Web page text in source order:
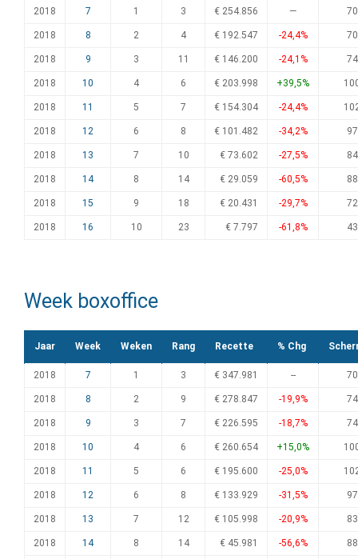
2018 7 1 3 € 254.856 — 70
2018 8 2 4 € 192.547 -24,4% 70
2018 9 3 11 € 146.200 -24,1% 74
2018 10 4 6 € 203.998 +39,5%
2018 11 5 7 € 154.304 -24,4%
2018 12 6 8 € 101.482 -34,2% 97
2018 13 7 10 € 73.602 -27,5% 84
2018 14 8 14 € 29.059 -60,5% 88
2018 15 9 18 € 20.431 -29,7% 72
2018 16 10 23 € 7.797 -61,8% 43
Week boxoffice
Jaar Week Weken Rang Recette % Chg
2018 7 1 3 € 347.981 -- 70
2018 8 2 9 € 278.847 -19,9% 74
2018 9 3 7 € 226.595 -18,7% 74
2018 10 4 6 € 260.654 +15,0%
2018 11 5 6 € 195.600 -25,0%
2018 12 6 8 € 133.929 -31,5% 97
2018 13 7 12 € 105.998 -20,9% 83
2018 14 8 14 € 45.981 -56,6% 88